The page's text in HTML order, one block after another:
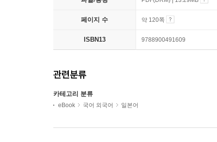
페이지 수 약 120쪽
ISBN13 9788900491609
관련분류
카테고리 분류
eBook 국어 외국어 일본어